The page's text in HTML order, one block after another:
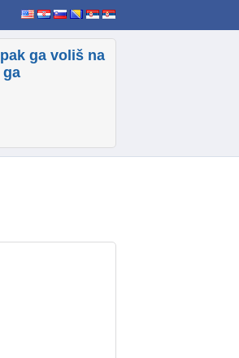
ga voliš na
ga